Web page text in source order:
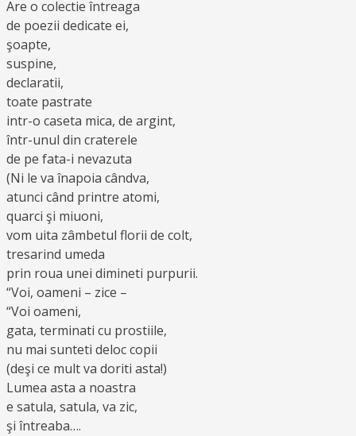
Are o colectie întreaga
de poezii dedicate ei,
şoapte,
suspine,
declaratii,
toate pastrate
intr-o caseta mica, de argint,
într-unul din craterele
de pe fata-i nevazuta
(Ni le va înapoia cândva,
atunci când printre atomi,
quarci şi miuoni,
vom uita zâmbetul florii de colt,
tresarind umeda
prin roua unei dimineti purpurii.
“Voi, oameni – zice –
“Voi oameni,
gata, terminati cu prostiile,
nu mai sunteti deloc copii
(deşi ce mult va doriti asta!)
Lumea asta a noastra
e satula, satula, va zic,
şi întreaba….